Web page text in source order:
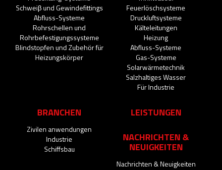
Schweiβ und Gewindefittings
Abfluss-Systeme
Rohrschellen und
Rohrbefestigungssysteme
Blindstopfen und Zubehör für
Heizungskörper
Feuerlöschsysteme
Druckluftsysteme
Kälteleitungen
Heizung
Abfluss-Systeme
Gas-Systeme
Solarwärmetechnik
Salzhaltiges Wasser
Für Industrie
BRANCHEN
Zivilen anwendungen
Industrie
Schiffsbau
LEISTUNGEN
NACHRICHTEN &
NEUIGKEITEN
Nachrichten & Neuigkeiten